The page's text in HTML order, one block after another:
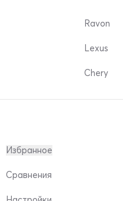
Ravon
Lexus
Chery
Избранное
Сравнения